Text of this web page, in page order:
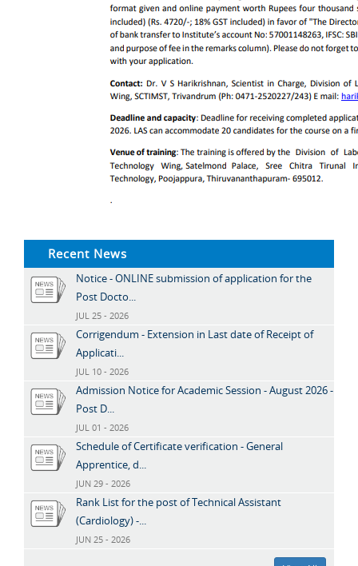
Recent News
Notice - ONLINE submission of application for the
Post Docto...
JUL 25 - 2026
Corrigendum - Extension in Last date of Receipt of
Applicati...
JUL 10 - 2026
Admission Notice for Academic Session - August 2026 -
Post D...
JUL 01 - 2026
Schedule of Certificate verification - General
Apprentice, d...
JUN 29 - 2026
Rank List for the post of Technical Assistant
(Cardiology) -...
JUN 25 - 2026